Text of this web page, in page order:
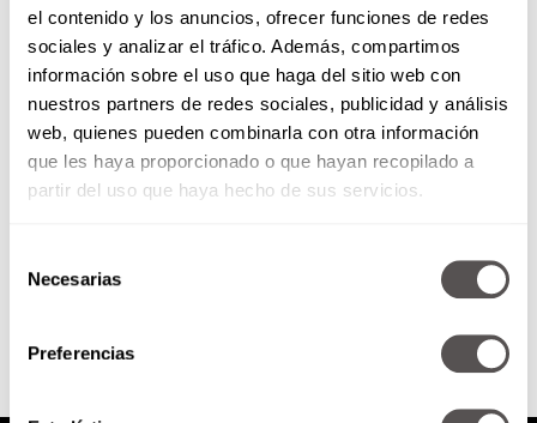
el contenido y los anuncios, ofrecer funciones de redes
sociales y analizar el tráfico. Además, compartimos
información sobre el uso que haga del sitio web con
nuestros partners de redes sociales, publicidad y análisis
web, quienes pueden combinarla con otra información
que les haya proporcionado o que hayan recopilado a
partir del uso que haya hecho de sus servicios.
Necesarias
Preferencias
5 facts sobre la migraña
Para todos los que llevan años
padeciendo los horrores de la
migraña, aquí les damos paz.